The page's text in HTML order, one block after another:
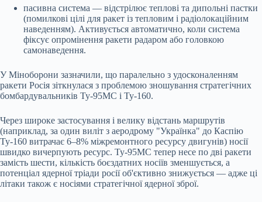
пасивна система — відстрілює теплові та дипольні пастки
(помилкові цілі для ракет із тепловим і радіолокаційним
наведенням). Активується автоматично, коли система
фіксує опромінення ракети радаром або головкою
самонаведення.
У Міноборони зазначили, що паралельно з удосконаленням
ракети Росія зіткнулася з проблемою зношування стратегічних
бомбардувальників Ту-95МС і Ту-160.
Через широке застосування і велику відстань маршрутів
(наприклад, за один виліт з аеродрому "Українка" до Каспію
Ту-160 витрачає 6–8% міжремонтного ресурсу двигунів) носії
швидко вичерпують ресурс. Ту-95МС тепер несе по дві ракети
замість шести, кількість боєздатних носіїв зменшується, а
потенціал ядерної тріади росії об'єктивно знижується — адже ці
літаки також є носіями стратегічної ядерної зброї.